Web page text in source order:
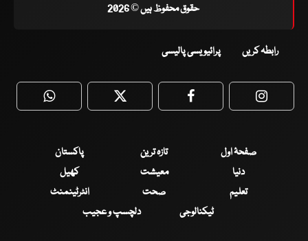
حقوق محفوظ ہیں © 2026
رابطہ کریں پرائیویسی پالیسی
WhatsApp Twitter Facebook
صفحۂ اول تازہ ترین
پاکستان
دنیا
معیشت
کھیل
تعلیم
صحت
انٹرٹینمنٹ
ٹیکنالوجی
دلچسپ و عجیب